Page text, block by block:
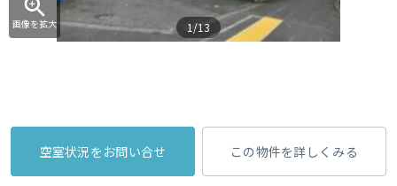
画像を拡大 1/13
空室状況をお問い合せ この物件を詳しくみる